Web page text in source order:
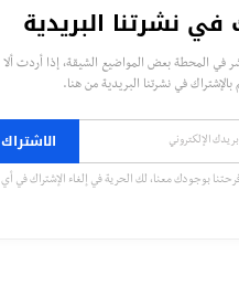
نشرتنا البريدية
في المحطة بعض المواضيع الشيقة، إذا أردت ألا
في نشرتنا البريدية من هنا.
الاشتراك
بوجودك معنا، لك الحرية في إلغاء الإشتراك في أي